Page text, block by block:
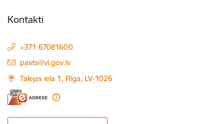
Kontakti
+371 67081600
E-pasts:
pasts@vi.gov.lv
Talejas iela 1, Rīga, LV-1026